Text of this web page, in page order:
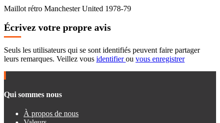
Maillot rétro Manchester United 1978-79
Écrivez votre propre avis
Seuls les utilisateurs qui se sont identifiés peuvent faire partager
leurs remarques. Veillez vous identifierou vous enregistrer
Qui sommes nous
À propos de nous